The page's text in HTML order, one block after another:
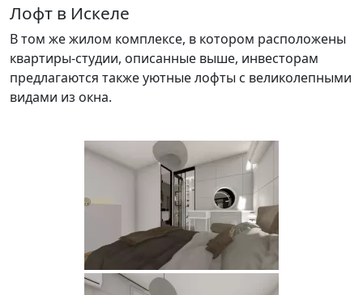
Лофт в Искеле
В том же жилом комплексе, в котором расположены
квартиры-студии, описанные выше, инвесторам
предлагаются также уютные лофты с великолепными
видами из окна.